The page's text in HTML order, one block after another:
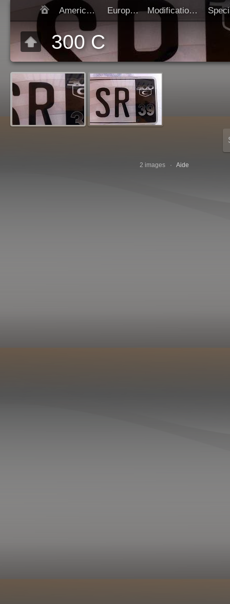
Americaines Europeen Modification SIV
300 C
Démarrer
2 images · Aide